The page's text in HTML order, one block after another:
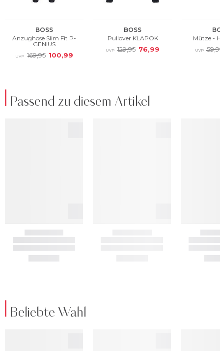
Passend zu diesem Artikel
Beliebte Wahl